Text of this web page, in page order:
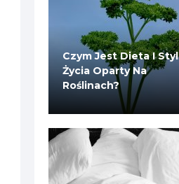
Czym Jest Dieta I Styl
Życia Oparty Na
Roślinach?